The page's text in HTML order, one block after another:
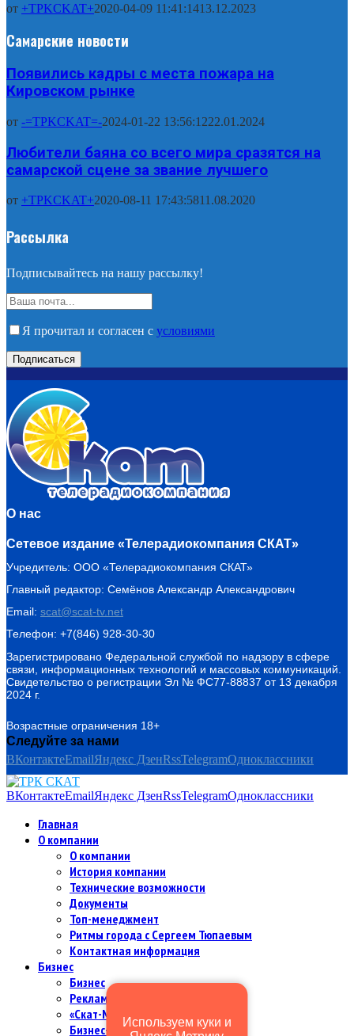
от +TPKCKAT+2020-04-09 11:41:1413.12.2023
Самарские новости
Появились кадры с места пожара на
Кировском рынке
от -=TPKCKAT=-2024-01-22 13:56:1222.01.2024
Любители баяна со всего мира сразятся на
самарской сцене за звание лучшего
от +TPKCKAT+2020-08-11 17:43:5811.08.2020
Рассылка
Подписывайтесь на нашу рассылку!
Я прочитал и согласен с условиями
О нас
Сетевое издание «Телерадиокомпания СКАТ»
Учредитель: ООО «Телерадиокомпания СКАТ»
Главный редактор: Семёнов Александр Александрович
Email: scat@scat-tv.net
Телефон: +7(846) 928-30-30
Зарегистрировано Федеральной службой по надзору в сфере
связи, информационных технологий и массовых коммуникаций.
Свидетельство о регистрации Эл № ФС77-88837 от 13 декабря
2024 г.
Возрастные ограничения 18+
Следуйте за нами
ВКонтактеEmailЯндекс ДзенRssTelegramОдноклассники
ВКонтактеEmailЯндекс ДзенRssTelegramОдноклассники
Главная
О компании
О компании
История компании
Технические возможности
Документы
Топ-менеджмент
Ритмы города с Сергеем Тюпаевым
Контактная информация
Бизнес
Бизнес
Рекламодателям и партнерам
«Скат-МИР Premium» в цифрах
Бизнес-командаИспользуем куки и